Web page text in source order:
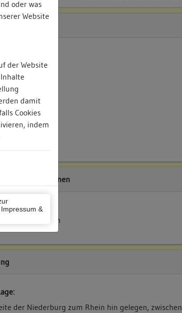
oder was
Website
der Website
damit
Cookies
indem
Impressum &
Dokumentationen
hist. Quellen
der Niederburg zum Rhein hin gelegen, zwischen